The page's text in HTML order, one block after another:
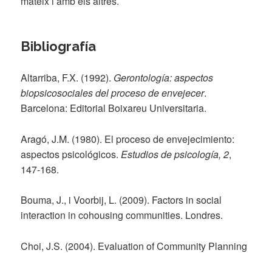
Bibliografía
Altarriba, F.X. (1992). Gerontología: aspectos
biopsicosociales del proceso de envejecer.
Barcelona: Editorial Boixareu Universitaria.
Aragó, J.M. (1980). El proceso de envejecimiento:
aspectos psicológicos.Estudios de psicología, 2,
147-168.
Bouma, J., i Voorbij, L. (2009). Factors in social
interaction in cohousing communities. Londres.
Choi, J.S. (2004). Evaluation of Community Planning